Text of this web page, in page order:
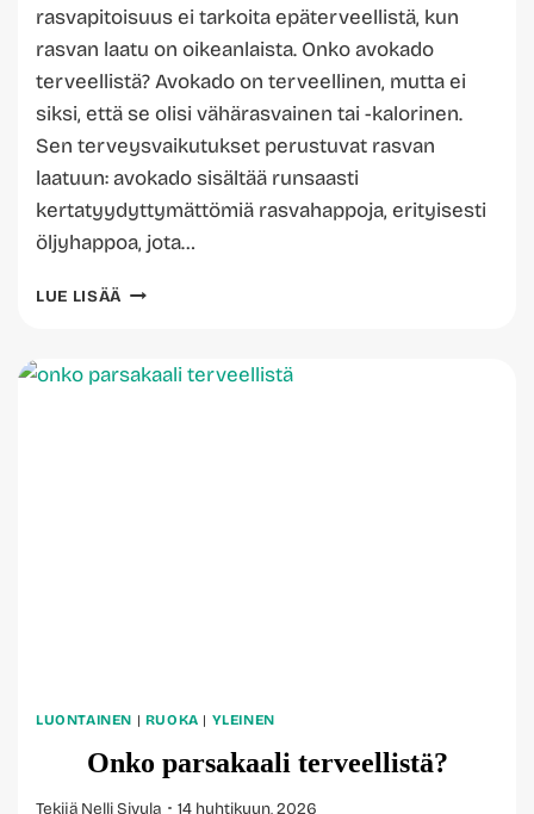
rasvapitoisuus ei tarkoita epäterveellistä, kun
rasvan laatu on oikeanlaista. Onko avokado
terveellistä? Avokado on terveellinen, mutta ei
siksi, että se olisi vähärasvainen tai -kalorinen.
Sen terveysvaikutukset perustuvat rasvan
laatuun: avokado sisältää runsaasti
kertatyydyttymättömiä rasvahappoja, erityisesti
öljyhappoa, jota…
LUE LISÄÄ AVOKADON
LUONTAINEN | RUOKA | YLEINEN
Onko parsakaali terveellistä?
Tekijä Nelli Sivula 14 huhtikuun, 2026